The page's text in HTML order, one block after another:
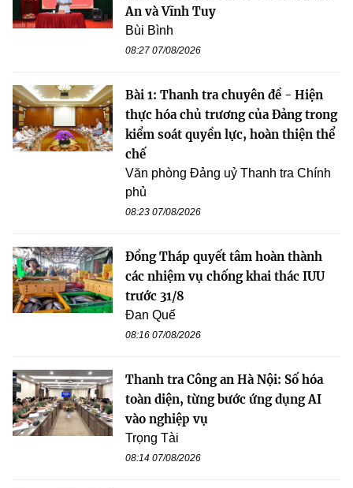
An và Vĩnh Tuy
Bùi Bình
08:27 07/08/2026
Bài 1: Thanh tra chuyên đề - Hiện
thực hóa chủ trương của Đảng trong
kiểm soát quyền lực, hoàn thiện thể
chế
Văn phòng Đảng uỷ Thanh tra Chính
phủ
08:23 07/08/2026
Đồng Tháp quyết tâm hoàn thành
các nhiệm vụ chống khai thác IUU
trước 31/8
Đan Quế
08:16 07/08/2026
Thanh tra Công an Hà Nội: Số hóa
toàn diện, từng bước ứng dụng AI
vào nghiệp vụ
Trọng Tài
08:14 07/08/2026